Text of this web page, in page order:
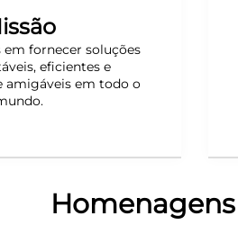
fornecer soluções
eficientes e
amigáveis em todo o